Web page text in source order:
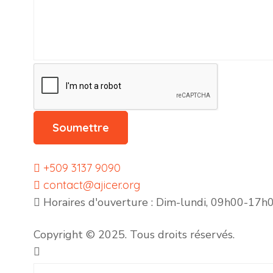
Soumettre
+509 3137 9090
contact@ajicer.org
Horaires d'ouverture : Dim-lundi, 09h00-
Copyright © 2025. Tous droits réservés.
contact@ajicer.org
Horaires d'ouverture : Dim-lundi, 09h00-17h00
Copyright © 2025. Tous droits réservés.
# Vertieres